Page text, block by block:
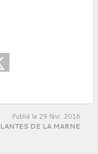
Publié le 29 févr. 2016
DE LA MARNE